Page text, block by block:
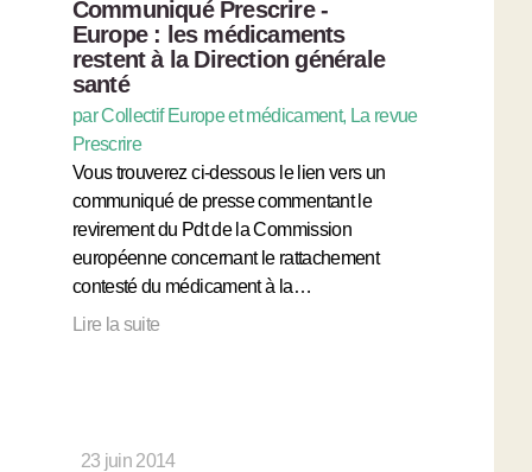
Communiqué Prescrire -
Europe : les médicaments
restent à la Direction générale
santé
par Collectif Europe et médicament, La revue
Prescrire
Vous trouverez ci-dessous le lien vers un
communiqué de presse commentant le
revirement du Pdt de la Commission
européenne concernant le rattachement
contesté du médicament à la…
Lire la suite
23 juin 2014